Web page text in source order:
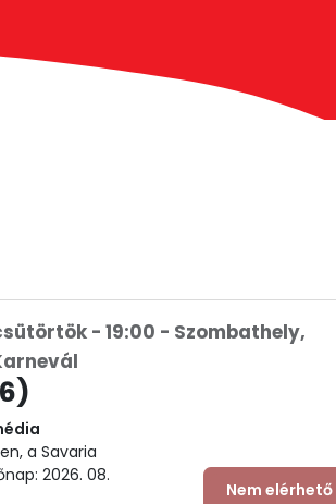
- 19:00 - Szombathely,
a Savaria
2026. 08.
Nem elérhető